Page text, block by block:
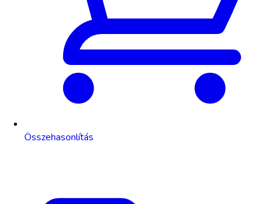
Összehasonlítás